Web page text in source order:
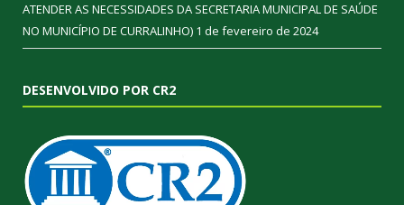
ATENDER AS NECESSIDADES DA SECRETARIA MUNICIPAL DE SAÚDE
NO MUNICÍPIO DE CURRALINHO) 1 de fevereiro de 2024
DESENVOLVIDO POR CR2